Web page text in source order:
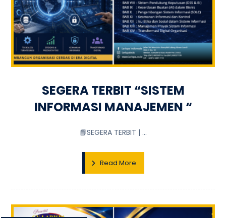
SEGERA TERBIT “SISTEM
INFORMASI MANAJEMEN “
📘SEGERA TERBIT | ...
Read More